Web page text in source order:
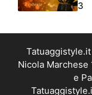
3
Tatuaggistyle.it
Nicola Marchese
e